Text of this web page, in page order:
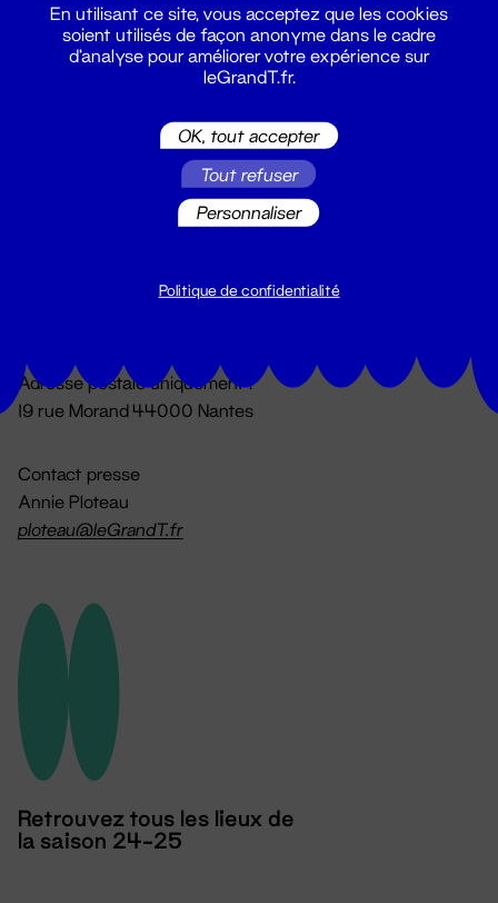
Du lundi au vendredi 14h → 18h
Adresse postale uniquement :
19 rue Morand 44000 Nantes
Contact presse
Annie Ploteau
ploteau@leGrandT.fr
Retrouvez tous les lieux de
la saison 24-25
En utilisant ce site, vous acceptez que les cookies
soient utilisés de façon anonyme dans le cadre
d'analyse pour améliorer votre expérience sur
leGrandT.fr.
OK, tout accepter
Tout refuser
Personnaliser
Politique de confidentialité